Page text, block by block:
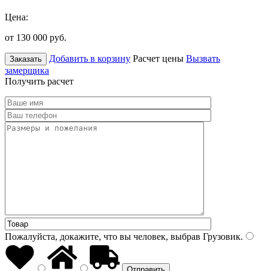
Цена:
от 130 000 руб.
Заказать Добавить в корзину Расчет цены Вызвать
замерщика
Получить расчет
Пожалуйста, докажите, что вы человек, выбрав Грузовик.